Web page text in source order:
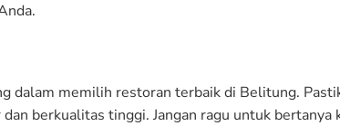
dalam memilih restoran terbaik di Belitung.
berkualitas tinggi. Jangan ragu untuk bertanya